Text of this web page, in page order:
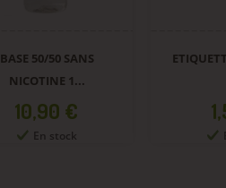
BASE 50/50 SANS
NICOTINE 1...
Prix
10,90 €
En stock